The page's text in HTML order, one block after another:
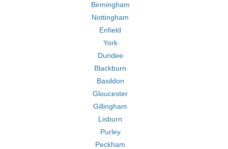
Birmingham
Nottingham
Enfield
York
Dundee
Blackburn
Basildon
Gloucester
Gillingham
Lisburn
Purley
Peckham